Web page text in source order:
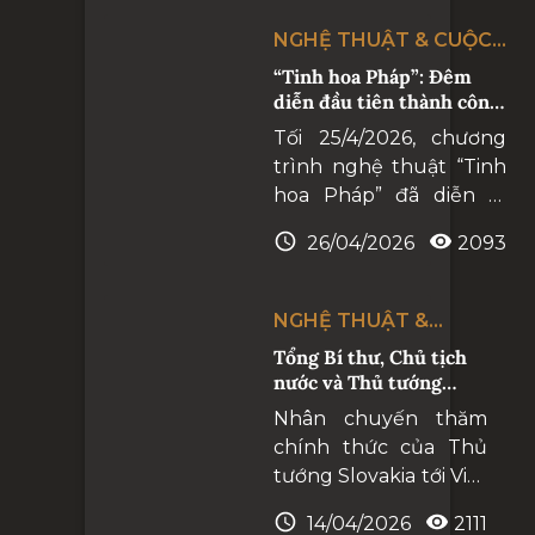
nghệ thuật hàn lâm.
sâu lắng và trọn vẹn
trong lòng công chúng
yêu nghệ thuật hàn
lâm .
NGHỆ THUẬT & CUỘC
SỐNG
“Tinh hoa Pháp”: Đêm
diễn đầu tiên thành công
rực rỡ
Tối 25/4/2026, chương
trình nghệ thuật “Tinh
hoa Pháp” đã diễn ra
khẳng định bước tiến
tác giữa Nhà hát Hồ
Gươm và Nhà hát Opera
Hoàng gia Versailles.
26/04/2026 2093
NGHỆ THUẬT &
CUỘC SỐNG
Tổng Bí thư, Chủ tịch
nước và Thủ tướng
Slovakia dự hòa nhạc
hữu nghị Việt Nam -
Slovakia
Nhân chuyến thăm
chính thức của Thủ
tướng Slovakia tới Việt
14/04/2026 2111